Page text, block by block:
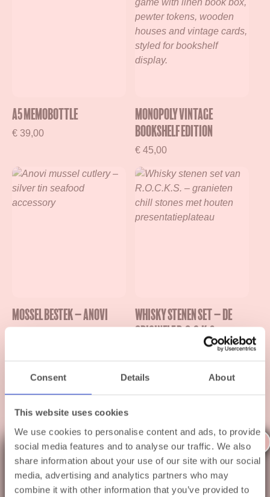
Consent Details About
This website uses cookies
We use cookies to personalise content and ads, to provide
social media features and to analyse our traffic. We also
share information about your use of our site with our social
media, advertising and analytics partners who may
combine it with other information that you’ve provided to
A5 Memobottle
€ 39,00
Monopoly Vintage
Bookshelf Edition
€ 45,00
Mossel bestek – Anovi
Whisky Stenen Set – De
Originele R.O.C.K.S.
Even op zomervakantie ☀️
Van12 augustus t/m 30 augustusben ik op